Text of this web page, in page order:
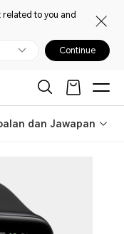
to you and
Continue
dan Jawapan